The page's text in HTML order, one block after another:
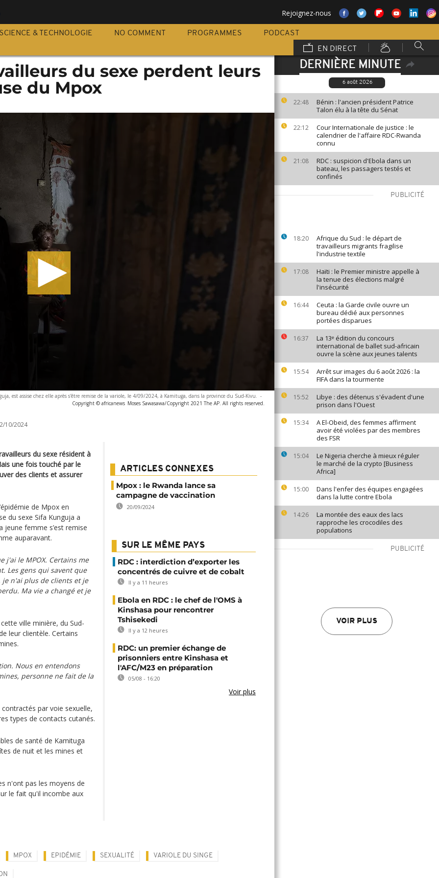
Rejoignez-nous
SCIENCE & TECHNOLOGIE NO COMMENT PROGRAMMES
PODCAST
EN DIRECT
DERNIÈRE MINUTE
6 août 2026
22:48
Bénin : l'ancien président Patrice
Talon élu à la tête du Sénat
22:12
Cour Internationale de justice : le
calendrier de l'affaire RDC-Rwanda
connu
21:08
RDC : suspicion d'Ebola dans un
bateau, les passagers testés et
confinés
PUBLICITÉ
18:20
Afrique du Sud : le départ de
travailleurs migrants fragilise
l'industrie textile
17:08
Haïti : le Premier ministre appelle à
la tenue des élections malgré
l'insécurité
16:44
Ceuta : la Garde civile ouvre un
bureau dédié aux personnes
portées disparues
16:37
La 13ᵉ édition du concours
international de ballet sud-africain
ouvre la scène aux jeunes talents
15:54
Arrêt sur images du 6 août 2026 : la
FIFA dans la tourmente
15:52
Libye : des détenus s'évadent d'une
prison dans l'Ouest
15:34
A El-Obeid, des femmes affirment
avoir été violées par des membres
des FSR
15:04
Le Nigeria cherche à mieux réguler
le marché de la crypto [Business
Africa]
15:00
Dans l'enfer des équipes engagées
dans la lutte contre Ebola
14:26
La montée des eaux des lacs
rapproche les crocodiles des
populations
PUBLICITÉ
VOIR PLUS
du sexe perdent leurs
du Mpox
est assise chez elle après s'être remise de la variole, le 4/09/2024, à Kamituga, dans la province du Sud-Kivu. -
Copyright © africanews Moses Sawasawa/Copyright 2021 The AP. All rights reserved.
10/2024
du sexe résident à
une fois touché par le
des clients et assurer
de Mpox en
du sexe Sifa Kunguja a
jeune femme s’est remise
auparavant.
j'ai le MPOX. Certains me
Les gens qui savent que
n'ai plus de clients et je
Ma vie a changé et je
ville minière, du Sud-
leur clientèle. Certains
Nous en entendons
personne ne fait de la
par voie sexuelle,
types de contacts cutanés.
de santé de Kamituga
de nuit et les mines et
n'ont pas les moyens de
le fait qu'il incombe aux
ARTICLES CONNEXES
Mpox : le Rwanda lance sa
campagne de vaccination
20/09/2024
SUR LE MÊME PAYS
RDC : interdiction d’exporter les
concentrés de cuivre et de cobalt
Il y a 11 heures
Ebola en RDC : le chef de l'OMS à
Kinshasa pour rencontrer
Tshisekedi
Il y a 12 heures
RDC: un premier échange de
prisonniers entre Kinshasa et
l'AFC/M23 en préparation
05/08 - 16:20
Voir plus
MPOX EPIDÉMIE SEXUALITÉ VARIOLE DU SINGE